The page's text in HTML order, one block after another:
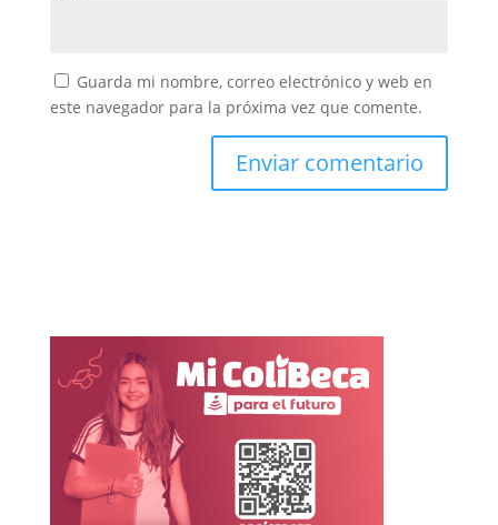
Guarda mi nombre, correo electrónico y web en
este navegador para la próxima vez que comente.